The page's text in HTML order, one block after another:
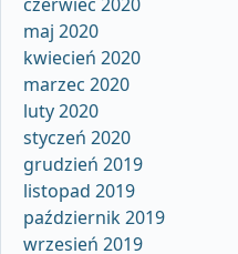
maj 2020
kwiecień 2020
marzec 2020
luty 2020
styczeń 2020
grudzień 2019
listopad 2019
październik 2019
wrzesień 2019